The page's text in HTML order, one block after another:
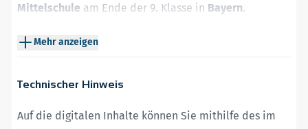
Technischer Hinweis
Auf die digitalen Inhalte können Sie mithilfe des im
Mittelschule am Ende der 9. Klasse in Bayern.
den Einsatz im Unterricht
eine realitätsnahe Prüfungssimulation
Mehr anzeigen